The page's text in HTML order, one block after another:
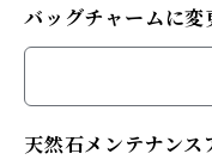
バッグチャームに変
天然石メンテナンス